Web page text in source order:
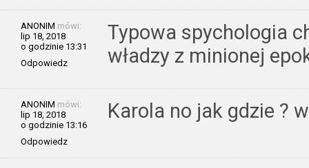
ANONIM mówi:
lip 18, 2018
o godzinie 13:31
Odpowiedz
Typowa spychologia
władzy z minionej
ANONIM mówi:
lip 18, 2018
o godzinie 13:16
Odpowiedz
Karola no jak gdzie ?